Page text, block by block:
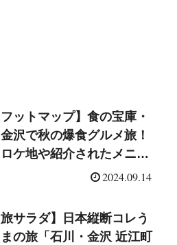
フットマップ】食の宝庫・
金沢で秋の爆食グルメ旅！
ロケ地や紹介されたメニュ
ーまとめ（2024/9/14）
2024.09.14
旅サラダ】日本縦断コレう
まの旅「石川・金沢 近江町